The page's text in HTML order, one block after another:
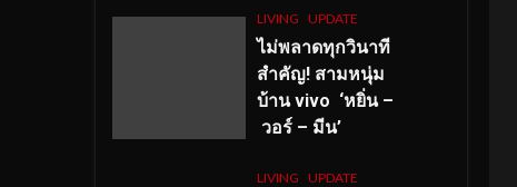
LIVING UPDATE
ไม่พลาดทุกวินาที
สำคัญ! สามหนุ่ม
บ้าน vivo ‘หยิ่น –
วอร์ – มีน’
LIVING UPDATE